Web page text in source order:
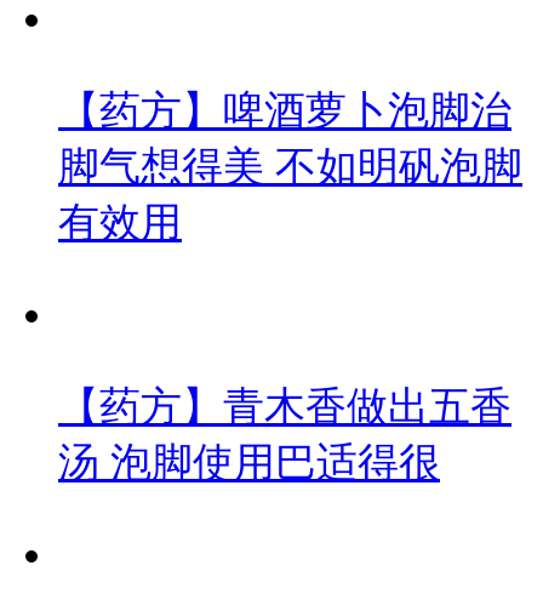
【药方】啤酒萝卜泡脚治
脚气想得美 不如明矾泡脚
有效用
【药方】青木香做出五香
汤 泡脚使用巴适得很